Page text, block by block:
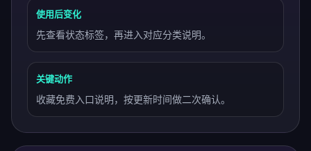
使用后变化
先查看状态标签，再进入对应分类说明。
关键动作
收藏免费入口说明，按更新时间做二次确认。